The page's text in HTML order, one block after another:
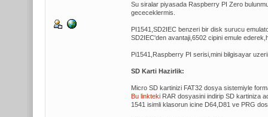
Su siralar piyasada Raspberry PI Zero
gececeklermis.
PI1541,SD2IEC benzeri bir disk surucu
SD2IEC'den avantaji,6502 cipini emule
Pi1541,Raspberry PI serisi,mini bilgisayar
SD Karti Hazirlik:
Micro SD kartinizi FAT32 dosya sistemiyle
Bu linktekiRAR dosyasini indirip SD kartiniza
1541 isimli klasorun icine D64,D81 ve PRG